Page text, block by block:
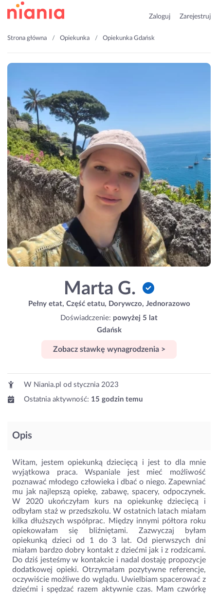
Zaloguj Zarejestruj
Strona główna Opiekunka Opiekunka Gdańsk
Marta G.
Pełny etat, Część etatu, Dorywczo, Jednorazowo
Doświadczenie: powyżej 5 lat
Gdańsk
Zobacz stawkę wynagrodzenia >
W Niania.pl od stycznia 2023
Ostatnia aktywność: 15 godzin temu
Opis
Witam, jestem opiekunką dziecięcą i jest to dla mnie
wyjątkowa praca. Wspaniale jest mieć możliwość
poznawać młodego człowieka i dbać o niego. Zapewniać
mu jak najlepszą opiekę, zabawę, spacery, odpoczynek.
W 2020 ukończyłam kurs na opiekunkę dziecięcą i
odbyłam staż w przedszkolu. W ostatnich latach miałam
kilka dłuższych współprac. Między innymi półtora roku
opiekowałam się bliźniętami. Zazwyczaj byłam
opiekunką dzieci od 1 do 3 lat. Od pierwszych dni
miałam bardzo dobry kontakt z dziećmi jak i z rodzicami.
Do dziś jesteśmy w kontakcie i nadal dostaję propozycje
dodatkowej opieki. Otrzymałam pozytywne referencje,
oczywiście możliwe do wglądu. Uwielbiam spacerować z
dziećmi i spędzać razem aktywnie czas. Mam czwórkę